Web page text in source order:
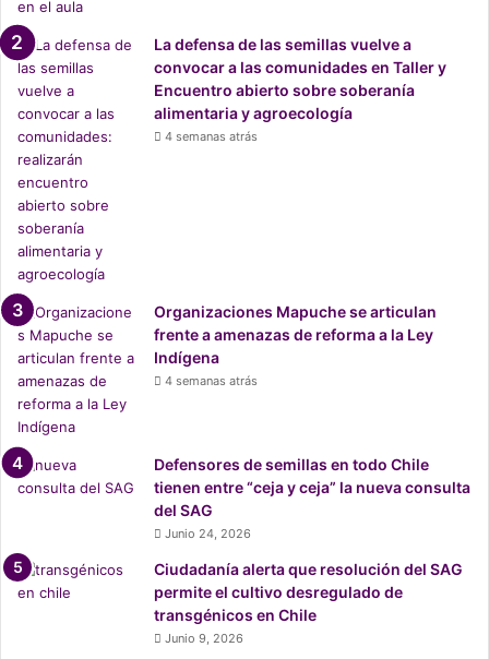
La defensa de las semillas vuelve a
convocar a las comunidades en Taller y
Encuentro abierto sobre soberanía
alimentaria y agroecología
4 semanas atrás
Organizaciones Mapuche se articulan
frente a amenazas de reforma a la Ley
Indígena
4 semanas atrás
Defensores de semillas en todo Chile
tienen entre “ceja y ceja” la nueva consulta
del SAG
Junio 24, 2026
Ciudadanía alerta que resolución del SAG
permite el cultivo desregulado de
transgénicos en Chile
Junio 9, 2026